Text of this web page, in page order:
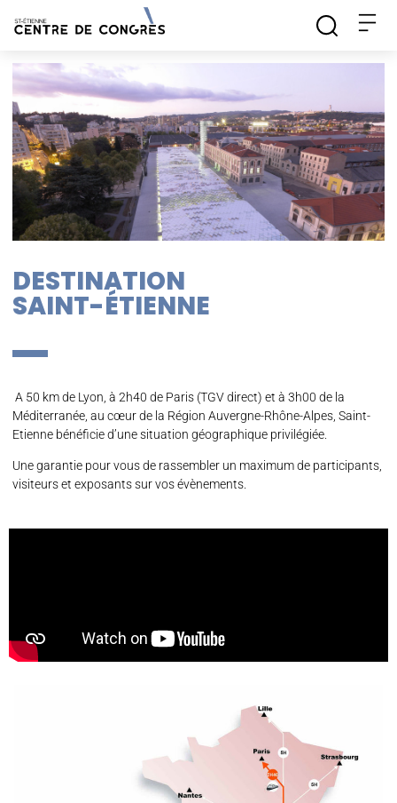
DESTINATION
SAINT-ÉTIENNE
A 50 km de Lyon, à 2h40 de Paris (TGV direct) et à 3h00 de la
Méditerranée, au cœur de la Région Auvergne-Rhône-Alpes, Saint-
Etienne bénéficie d’une situation géographique privilégiée.
Une garantie pour vous de rassembler un maximum de participants,
visiteurs et exposants sur vos évènements.